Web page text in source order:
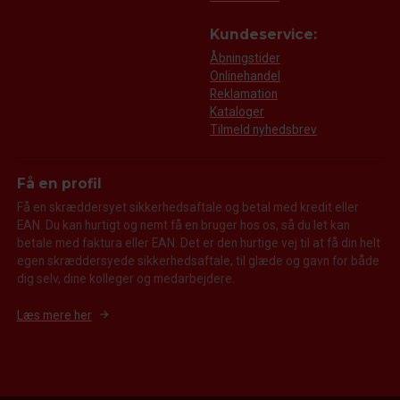
Kundeservice:
Åbningstider
Onlinehandel
Reklamation
Kataloger
Tilmeld nyhedsbrev
Få en profil
Få en skræddersyet sikkerhedsaftale og betal med kredit eller
EAN. Du kan hurtigt og nemt få en bruger hos os, så du let kan
betale med faktura eller EAN. Det er den hurtige vej til at få din helt
egen skræddersyede sikkerhedsaftale, til glæde og gavn for både
dig selv, dine kolleger og medarbejdere.
Læs mere her